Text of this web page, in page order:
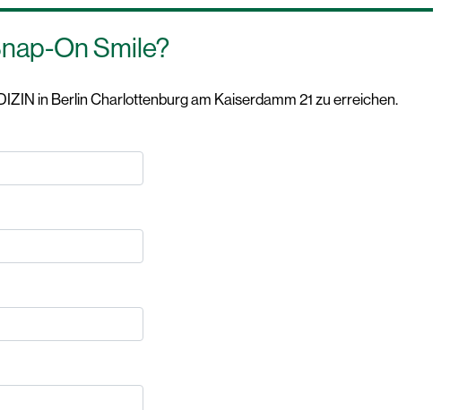
On Smile?
in Berlin Charlottenburg am Kaiserdamm 21 zu erreichen.